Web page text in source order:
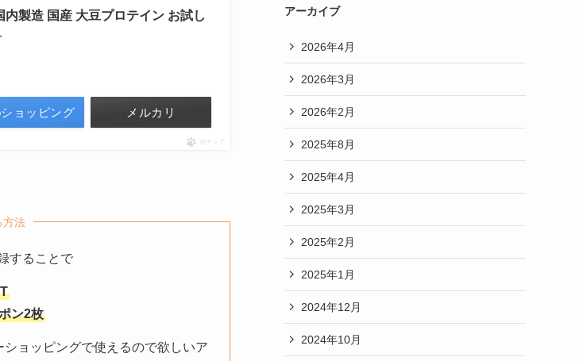
製造 国産 大豆プロテイン お試し
ョッピング メルカリ
ポチップ
方法
することで
ン2枚
ョッピングで使えるので欲しいア
アーカイブ
2026年4月
2026年3月
2026年2月
2025年8月
2025年4月
2025年3月
2025年2月
2025年1月
2024年12月
2024年10月